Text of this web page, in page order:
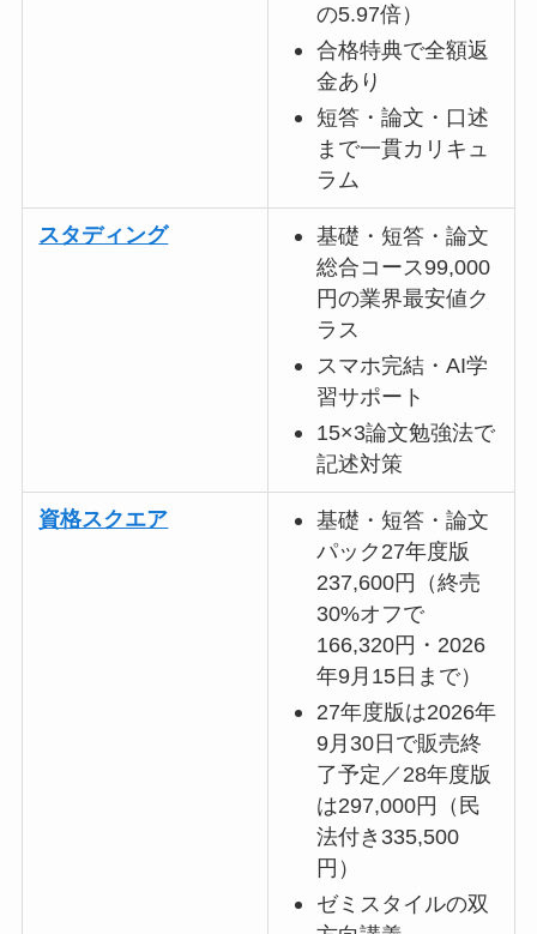
の5.97倍）
合格特典で全額返
金あり
短答・論文・口述
まで一貫カリキュ
ラム
スタディング
基礎・短答・論文
総合コース99,000
円の業界最安値ク
ラス
スマホ完結・AI学
習サポート
15×3論文勉強法で
記述対策
資格スクエア
基礎・短答・論文
パック27年度版
237,600円（終売
30%オフで
166,320円・2026
年9月15日まで）
27年度版は2026年
9月30日で販売終
了予定／28年度版
は297,000円（民
法付き335,500
円）
ゼミスタイルの双